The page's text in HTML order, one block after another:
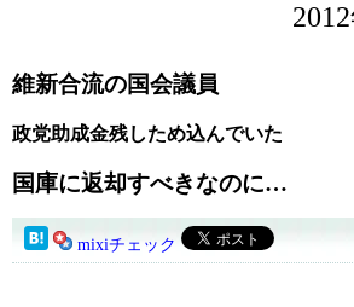
維新合流の国会議員
政党助成金残しため込んでいた
国庫に返却すべきなのに…
mixiチェック